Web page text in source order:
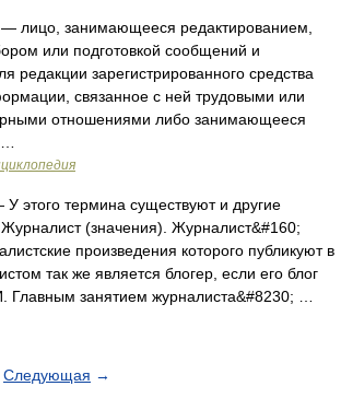
— лицо, занимающееся редактированием,
или подготовкой сообщений и
редакции зарегистрированного средства
связанное с ней трудовыми или
отношениями либо занимающееся
этого термина существуют и другие
(значения). Журналист&#160;
произведения которого публикуют в
так же является блогер, если его блог
Главным занятием журналиста&#8230; …
Следующая →